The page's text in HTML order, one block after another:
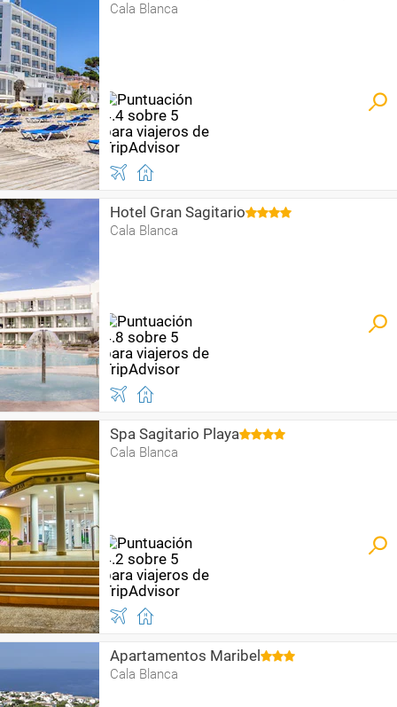
Cala Blanca
Hotel Gran Sagitario
Cala Blanca
Spa Sagitario Playa
Cala Blanca
Apartamentos Maribel
Cala Blanca